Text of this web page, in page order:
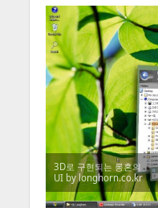
3D로 구현되는 롱혼의
UI by longhorn.co.kr